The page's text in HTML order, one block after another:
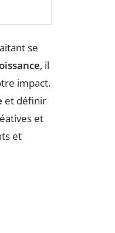
se
, il
impact.
et définir
et
et